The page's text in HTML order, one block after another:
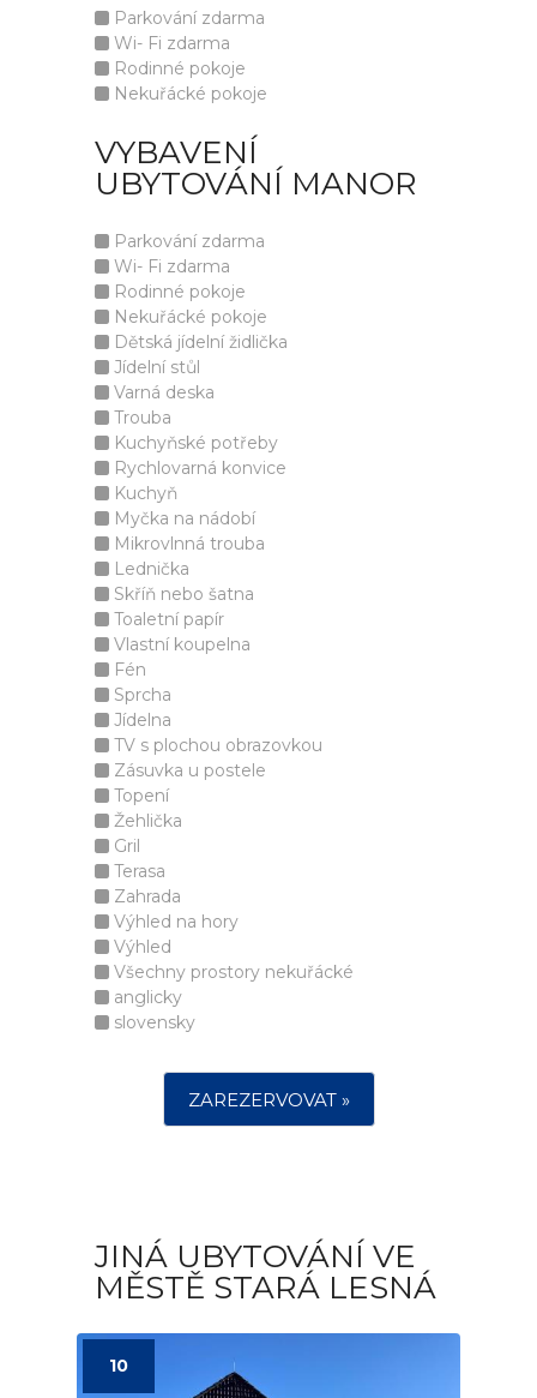
Parkování zdarma
Wi- Fi zdarma
Rodinné pokoje
Nekuřácké pokoje
VYBAVENÍ
UBYTOVÁNÍ MANOR
Parkování zdarma
Wi- Fi zdarma
Rodinné pokoje
Nekuřácké pokoje
Dětská jídelní židlička
Jídelní stůl
Varná deska
Trouba
Kuchyňské potřeby
Rychlovarná konvice
Kuchyň
Myčka na nádobí
Mikrovlnná trouba
Lednička
Skříň nebo šatna
Toaletní papír
Vlastní koupelna
Fén
Sprcha
Jídelna
TV s plochou obrazovkou
Zásuvka u postele
Topení
Žehlička
Gril
Terasa
Zahrada
Výhled na hory
Výhled
Všechny prostory nekuřácké
anglicky
slovensky
ZAREZERVOVAT »
JINÁ UBYTOVÁNÍ VE
MĚSTĚ STARÁ LESNÁ
10